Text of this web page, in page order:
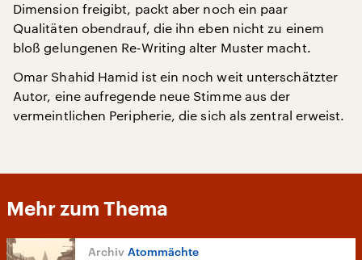
Dimension freigibt, packt aber noch ein paar
Qualitäten obendrauf, die ihn eben nicht zu einem
bloß gelungenen Re-Writing alter Muster macht.
Omar Shahid Hamid ist ein noch weit unterschätzter
Autor, eine aufregende neue Stimme aus der
vermeintlichen Peripherie, die sich als zentral erweist.
Mehr zum Thema
Atommächte